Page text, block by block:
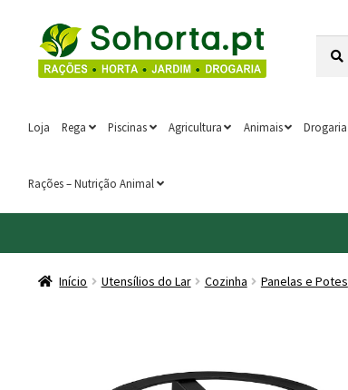
Ir
para
a
Saltar
para
o
por:
Loja Rega Piscinas Agricultura Animais Drogaria
Rações – Nutrição Animal
Início Utensílios do Lar Cozinha Panelas e Potes